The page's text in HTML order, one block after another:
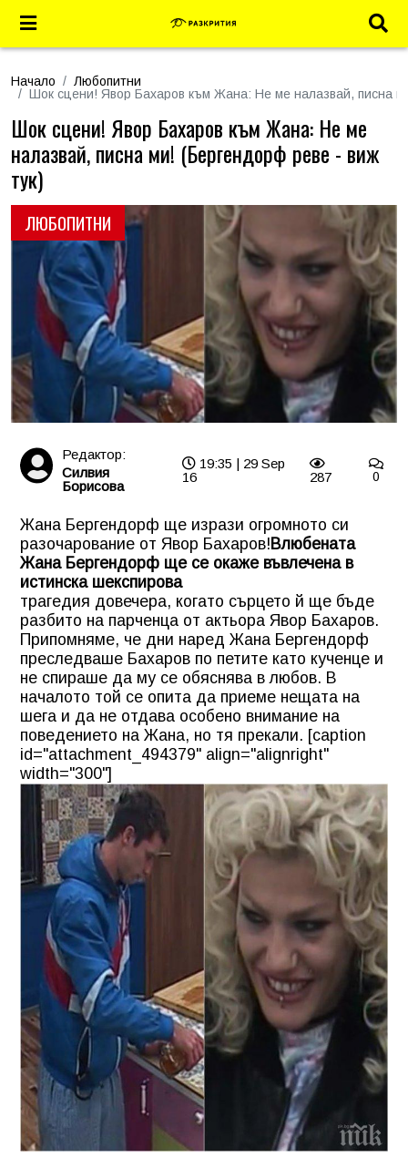
Начало
Любопитни
Шок сцени! Явор Бахаров към Жана: Не ме налазвай, писна
ЛЮБОПИТНИ
Шок сцени! Явор Бахаров към Жана: Не ме
налазвай, писна ми! (Бергендорф реве - виж
тук)
Редактор:
Силвия
Борисова
19:35 | 29 Sep
16
287 0
Жана Бергендорф ще изрази огромното си
разочарование от Явор Бахаров!Влюбената
Жана Бергендорф ще се окаже въвлечена в
истинска шекспирова
трагедия довечера, когато сърцето й ще бъде
разбито на парченца от актьора Явор Бахаров.
Припомняме, че дни наред Жана Бергендорф
преследваше Бахаров по петите като кученце и
не спираше да му се обяснява в любов. В
началото той се опита да приеме нещата на
шега и да не отдава особено внимание на
поведението на Жана, но тя прекали. [caption
id="attachment_494379" align="alignright"
width="300"]